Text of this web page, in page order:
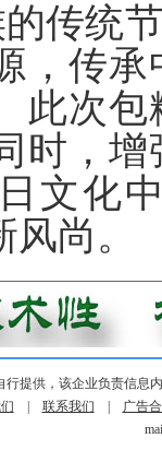
传统
，传
此次
时，
文化
尚。
行提供，该企业负责信息
联系我们
广告